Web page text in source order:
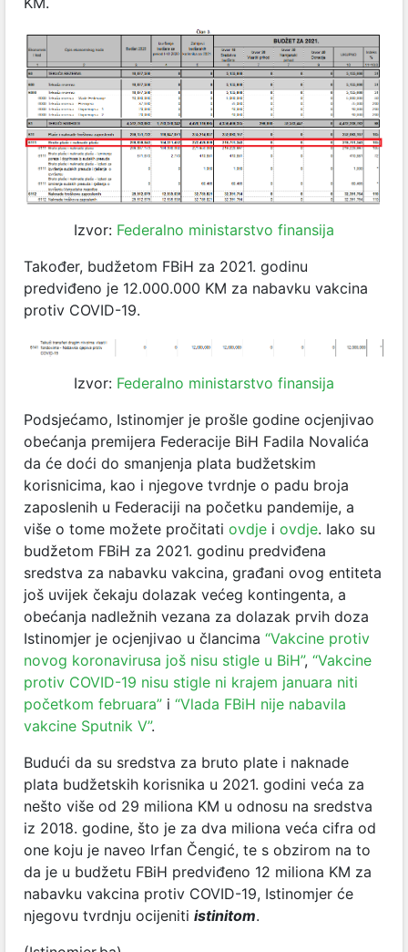
Izvor: Federalno ministarstvo finansija
Također, budžetom FBiH za 2021. godinu
predviđeno je 12.000.000 KM za nabavku vakcina
protiv COVID-19.
Izvor: Federalno ministarstvo finansija
Podsjećamo, Istinomjer je prošle godine ocjenjivao
obećanja premijera Federacije BiH Fadila Novalića
da će doći do smanjenja plata budžetskim
korisnicima, kao i njegove tvrdnje o padu broja
zaposlenih u Federaciji na početku pandemije, a
više o tome možete pročitati ovdje i ovdje. Iako su
budžetom FBiH za 2021. godinu predviđena
sredstva za nabavku vakcina, građani ovog entiteta
još uvijek čekaju dolazak većeg kontingenta, a
obećanja nadležnih vezana za dolazak prvih doza
Istinomjer je ocjenjivao u člancima “Vakcine protiv
novog koronavirusa još nisu stigle u BiH”, “Vakcine
protiv COVID-19 nisu stigle ni krajem januara niti
početkom februara” i “Vlada FBiH nije nabavila
vakcine Sputnik V”.
Budući da su sredstva za bruto plate i naknade
plata budžetskih korisnika u 2021. godini veća za
nešto više od 29 miliona KM u odnosu na sredstva
iz 2018. godine, što je za dva miliona veća cifra od
one koju je naveo Irfan Čengić, te s obzirom na to
da je u budžetu FBiH predviđeno 12 miliona KM za
nabavku vakcina protiv COVID-19, Istinomjer će
njegovu tvrdnju ocijeniti istinitom.